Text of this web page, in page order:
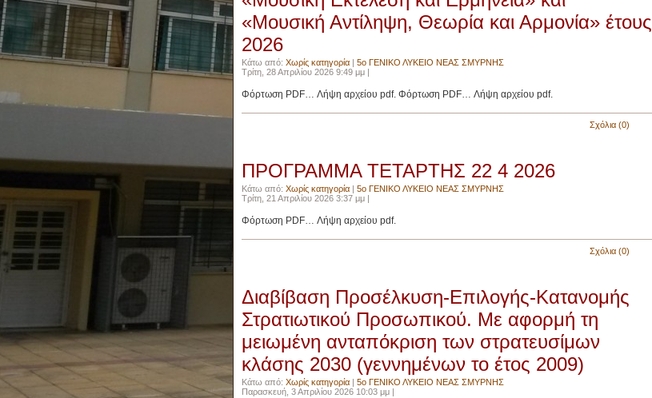
«Μουσική Αντίληψη, Θεωρία και Αρμονία» έτους
2026
Κάτω από: Χωρίς κατηγορία | 5ο ΓΕΝΙΚΟ ΛΥΚΕΙΟ ΝΕΑΣ ΣΜΥΡΝΗΣ
Τρίτη, 28 Απριλίου 2026 9:49 μμ |
Φόρτωση PDF… Λήψη αρχείου pdf. Φόρτωση PDF… Λήψη αρχείου pdf.
Σχόλια (0)
ΠΡΟΓΡΑΜΜΑ ΤΕΤΑΡΤΗΣ 22 4 2026
Κάτω από: Χωρίς κατηγορία | 5ο ΓΕΝΙΚΟ ΛΥΚΕΙΟ ΝΕΑΣ ΣΜΥΡΝΗΣ
Τρίτη, 21 Απριλίου 2026 3:37 μμ |
Φόρτωση PDF… Λήψη αρχείου pdf.
Σχόλια (0)
Διαβίβαση Προσέλκυση-Επιλογής-Κατανομής
Στρατιωτικού Προσωπικού. Με αφορμή τη
μειωμένη ανταπόκριση των στρατευσίμων
κλάσης 2030 (γεννημένων το έτος 2009)
Κάτω από: Χωρίς κατηγορία | 5ο ΓΕΝΙΚΟ ΛΥΚΕΙΟ ΝΕΑΣ ΣΜΥΡΝΗΣ
Παρασκευή, 3 Απριλίου 2026 10:03 μμ |